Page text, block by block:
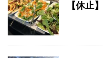
【休止】